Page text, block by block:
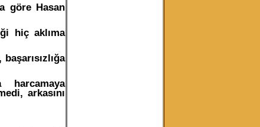
göre Hasan
hiç aklıma
arkasını